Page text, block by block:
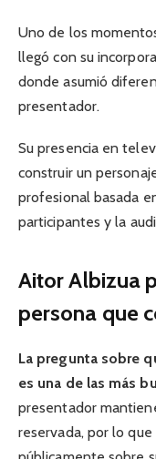
Uno de los
llegó con su
donde asumió
presentador.
Su presencia en
construir un
profesional basada
participantes y la
Aitor Albizua
persona que
La pregunta sobre
es una de las más
presentador
reservada, por lo